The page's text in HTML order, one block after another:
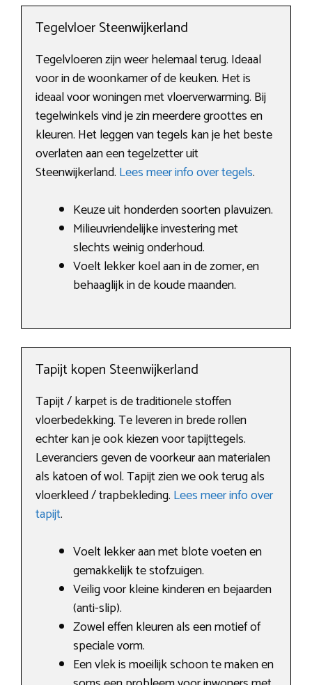
Tegelvloer Steenwijkerland
Tegelvloeren zijn weer helemaal terug. Ideaal
voor in de woonkamer of de keuken. Het is
ideaal voor woningen met vloerverwarming. Bij
tegelwinkels vind je zin meerdere groottes en
kleuren. Het leggen van tegels kan je het beste
overlaten aan een tegelzetter uit
Steenwijkerland. Lees meer info over tegels.
Keuze uit honderden soorten plavuizen.
Milieuvriendelijke investering met
slechts weinig onderhoud.
Voelt lekker koel aan in de zomer, en
behaaglijk in de koude maanden.
Tapijt kopen Steenwijkerland
Tapijt / karpet is de traditionele stoffen
vloerbedekking. Te leveren in brede rollen
echter kan je ook kiezen voor tapijttegels.
Leveranciers geven de voorkeur aan materialen
als katoen of wol. Tapijt zien we ook terug als
vloerkleed / trapbekleding. Lees meer info over
tapijt.
Voelt lekker aan met blote voeten en
gemakkelijk te stofzuigen.
Veilig voor kleine kinderen en bejaarden
(anti-slip).
Zowel effen kleuren als een motief of
speciale vorm.
Een vlek is moeilijk schoon te maken en